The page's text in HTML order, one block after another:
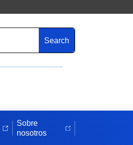
Search
Sobre
nosotros